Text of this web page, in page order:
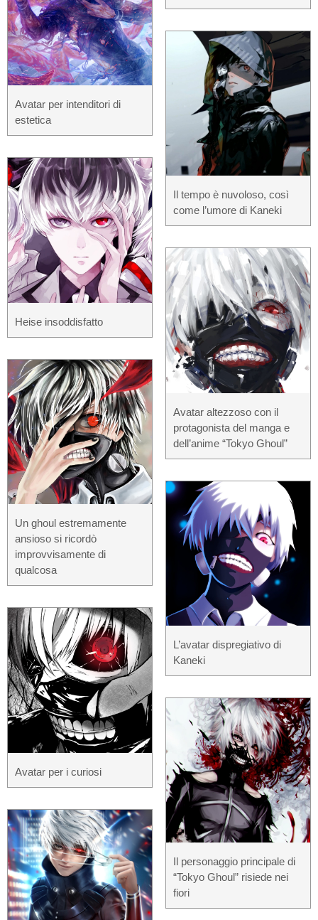
Avatar per intenditori di
estetica
Heise insoddisfatto
Un ghoul estremamente
ansioso si ricordò
improvvisamente di
qualcosa
Avatar per i curiosi
Il tempo è nuvoloso, così
come l’umore di Kaneki
Avatar altezzoso con il
protagonista del manga e
dell’anime “Tokyo Ghoul”
L’avatar dispregiativo di
Kaneki
Il personaggio principale di
“Tokyo Ghoul” risiede nei
fiori